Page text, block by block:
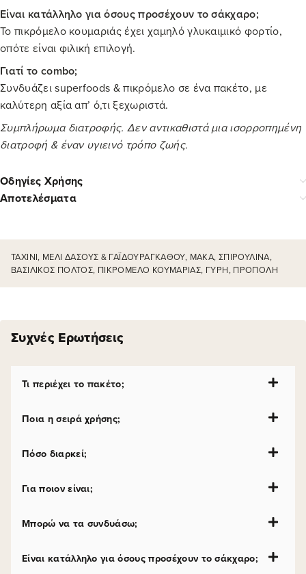
Είναι κατάλληλο για όσους προσέχουν το σάκχαρο;
Το πικρόμελο κουμαριάς έχει χαμηλό γλυκαιμικό φορτίο,
οπότε είναι φιλική επιλογή.
Γιατί το combo;
Συνδυάζει superfoods & πικρόμελο σε ένα πακέτο, με
καλύτερη αξία απ’ ό,τι ξεχωριστά.
Συμπλήρωμα διατροφής. Δεν αντικαθιστά μια ισορροπημένη
διατροφή & έναν υγιεινό τρόπο ζωής.
Οδηγίες Χρήσης
Αποτελέσματα
ΤΑΧΊΝΙ, ΜΈΛΙ ΔΆΣΟΥΣ & ΓΑΪΔΟΥΡΆΓΚΑΘΟΥ, ΜΆΚΑ, ΣΠΙΡΟΥΛΊΝΑ,
ΒΑΣΙΛΙΚΌΣ ΠΟΛΤΌΣ, ΠΙΚΡΌΜΕΛΟ ΚΟΥΜΑΡΙΆΣ, ΓΎΡΗ, ΠΡΌΠΟΛΗ
Συχνές Ερωτήσεις
Τι περιέχει το πακέτο;
Ποια η σειρά χρήσης;
Πόσο διαρκεί;
Για ποιον είναι;
Μπορώ να τα συνδυάσω;
Είναι κατάλληλο για όσους προσέχουν το σάκχαρο;